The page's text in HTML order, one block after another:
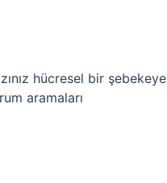
hücresel bir şebekeye
aramaları